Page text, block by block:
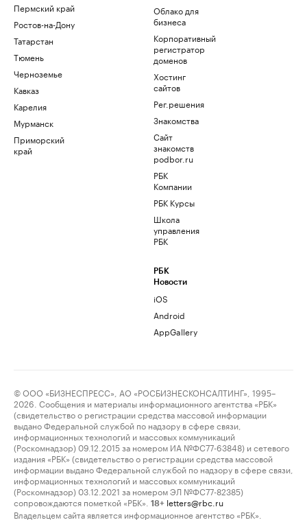
Пермский край
Ростов-на-Дону
Татарстан
Тюмень
Черноземье
Кавказ
Карелия
Мурманск
Приморский
край
Облако для
бизнеса
Корпоративный
регистратор
доменов
Хостинг
сайтов
Рег.решения
Знакомства
Сайт
знакомств
podbor.ru
РБК
Компании
РБК Курсы
Школа
управления
РБК
РБК
Новости
iOS
Android
AppGallery
© ООО «БИЗНЕСПРЕСС», АО «РОСБИЗНЕСКОНСАЛТИНГ», 1995–
2026. Сообщения и материалы информационного агентства «РБК»
(свидетельство о регистрации средства массовой информации
выдано Федеральной службой по надзору в сфере связи,
информационных технологий и массовых коммуникаций
(Роскомнадзор) 09.12.2015 за номером ИА №ФС77-63848) и сетевого
издания «РБК» (свидетельство о регистрации средства массовой
информации выдано Федеральной службой по надзору в сфере связи,
информационных технологий и массовых коммуникаций
(Роскомнадзор) 03.12.2021 за номером ЭЛ №ФС77-82385)
сопровождаются пометкой «РБК».
18+ letters@rbc.ru
Владельцем сайта является информационное агентство «РБК».